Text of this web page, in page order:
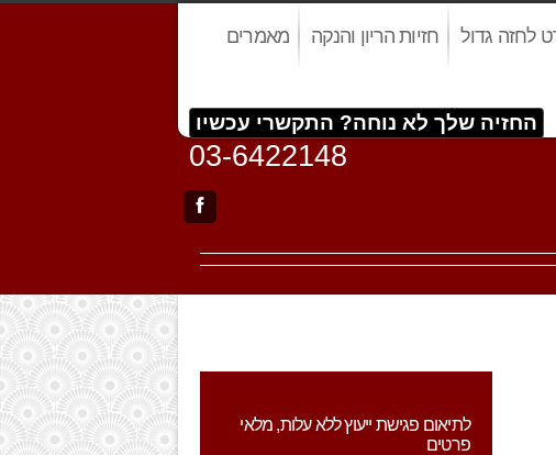
לחזה גדול חזיות הריון והנקה מאמרים
a
החזיה שלך לא נוחה? התקשרי עכשיו
03-6422148
לתיאום פגישת ייעוץ ללא עלות, מלאי
פרטים